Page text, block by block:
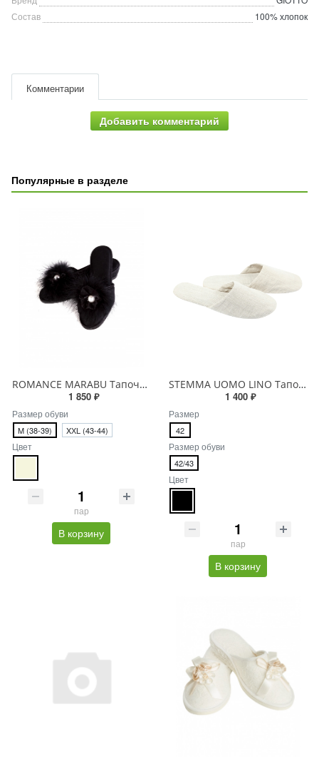
Состав
100% хлопок
Комментарии
Добавить комментарий
Популярные в разделе
ROMANCE MARABU Тапочки женские
1 850 ₽
Размер обуви
M (38-39) XХL (43-44)
Цвет
пар
В корзину
STEMMA UOMO LINO Тапочки мужские
1 400 ₽
Размер
42
Размер обуви
42/43
Цвет
пар
В корзину